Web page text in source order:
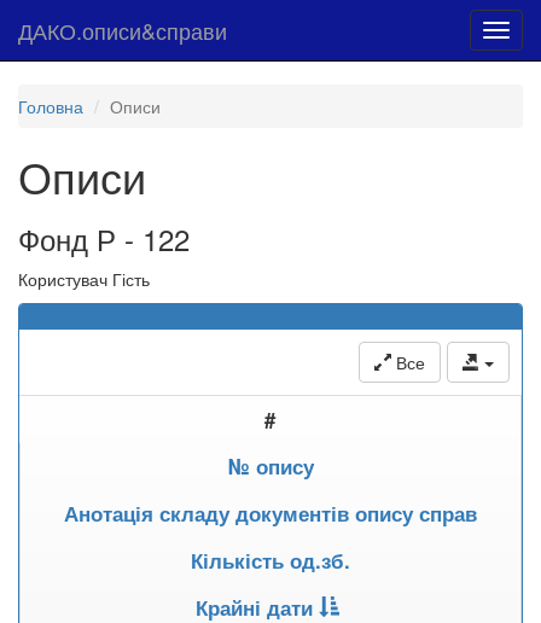
ДАКО.описи&справи
Головна Описи
Описи
Фонд Р - 122
Користувач Гість
Все
#
№ опису
Анотація складу документів опису справ
Кількість од.зб.
Крайні дати